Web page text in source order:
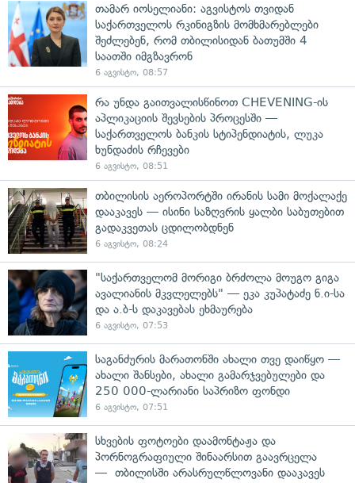
თამარ იოსელიანი: აგვისტოს თვიდან
საქართველოს რკინიგზის მომხმარებლები
შეძლებენ, რომ თბილისიდან ბათუმში 4
საათში იმგზავრონ
6 აგვისტო, 08:57
რა უნდა გაითვალისწინოთ CHEVENING-ის
აპლიკაციის შევსების პროცესში —
საქართველოს ბანკის სტიპენდიატის, ლუკა
ხუნდაძის რჩევები
6 აგვისტო, 08:51
თბილისის აეროპორტში ირანის სამი მოქალაქე
დააკავეს — ისინი საზღვრის ყალბი საბუთებით
გადაკვეთას ცდილობდნენ
6 აგვისტო, 08:24
"საქართველომ მორიგი ბრძოლა მოუგო გიგა
ავალიანის მკვლელებს" — ეკა კუპატაძე ნ.ი-სა
და ა.ბ-ს დაკავებას ეხმაურება
6 აგვისტო, 07:53
საგანძურის მარათონში ახალი თვე დაიწყო —
ახალი შანსები, ახალი გამარჯვებულები და
250 000-ლარიანი საპრიზო ფონდი
6 აგვისტო, 07:51
სხვების ფოტოები დაამონტაჟა და
პორნოგრაფიული შინაარსით გაავრცელა
— თბილისში არასრულწლოვანი დააკავეს